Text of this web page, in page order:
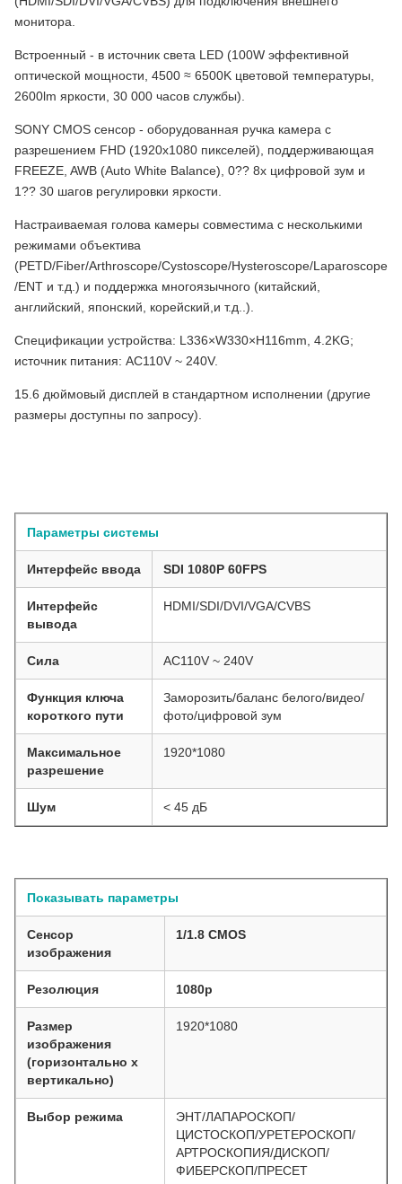
монитора.
Встроенный - в источник света LED (100W эффективной
оптической мощности, 4500 ≈ 6500K цветовой температуры,
2600lm яркости, 30 000 часов службы).
SONY CMOS сенсор - оборудованная ручка камера с
разрешением FHD (1920x1080 пикселей), поддерживающая
FREEZE, AWB (Auto White Balance), 0?? 8x цифровой зум и
1?? 30 шагов регулировки яркости.
Настраиваемая голова камеры совместима с несколькими
режимами объектива
(PETD/Fiber/Arthroscope/Cystoscope/Hysteroscope/Laparoscope
/ENT и т.д.) и поддержка многоязычного (китайский,
английский, японский, корейский,и т.д..).
Спецификации устройства: L336×W330×H116mm, 4.2KG;
источник питания: AC110V ~ 240V.
15.6 дюймовый дисплей в стандартном исполнении (другие
размеры доступны по запросу).
Параметры системы
Интерфейс ввода SDI 1080P 60FPS
Интерфейс
вывода
HDMI/SDI/DVI/VGA/CVBS
Сила AC110V ~ 240V
Функция ключа
короткого пути
Заморозить/баланс белого/видео/
фото/цифровой зум
Максимальное
разрешение
1920*1080
Шум < 45 дБ
Показывать параметры
Сенсор
изображения
1/1.8 CMOS
Резолюция 1080p
Размер
изображения
(горизонтально x
вертикально)
1920*1080
Выбор режима
ЭНТ/ЛАПАРОСКОП/
ЦИСТОСКОП/УРЕТЕРОСКОП/
АРТРОСКОПИЯ/ДИСКОП/
ФИБЕРСКОП/ПРЕСЕТ